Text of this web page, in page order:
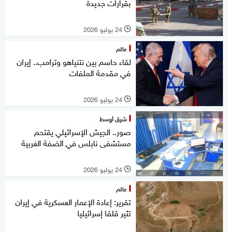
l 24 يوليو 2026
عالم
لقاء حاسم بين نتنياهو وترامب.. إيران
في مقدمة الملفات
l 24 يوليو 2026
شرق أوسط
صور.. الجيش الإسرائيلي يقتحم
مستشفى نابلس في الضفة الغربية
l 24 يوليو 2026
عالم
تقرير: إعادة الإعمار العسكرية في إيران
تثير قلقا إسرائيليا